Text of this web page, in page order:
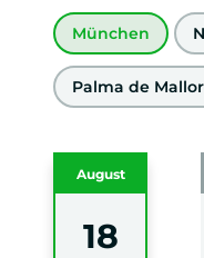
München
Palma de
August
18